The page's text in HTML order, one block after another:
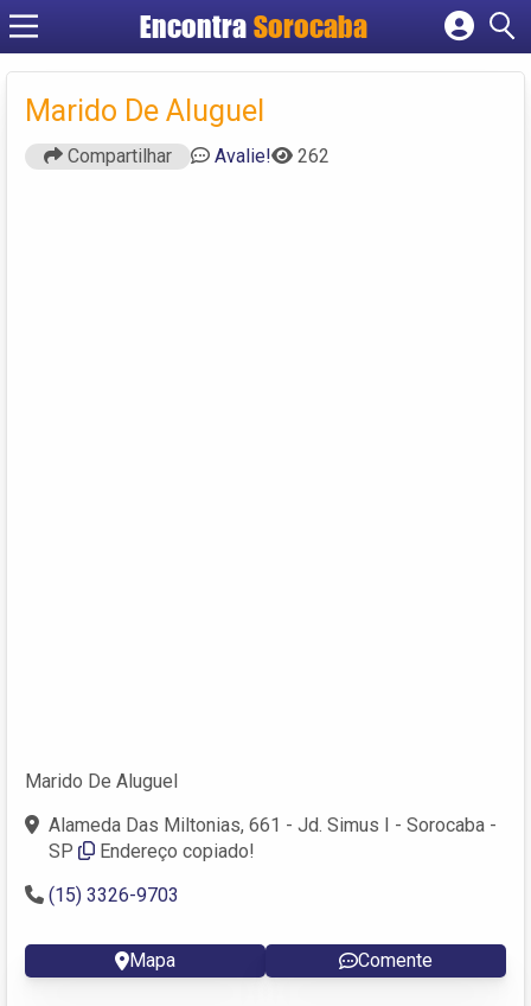
EncontraSorocaba
Cadastrar empresa
Criar conta
Marido De Aluguel
Compartilhar Avalie! 262
Marido De Aluguel
Alameda Das Miltonias, 661 - Jd. Simus I - Sorocaba -
SP
Endereço copiado!
(15) 3326-9703
Mapa Comente